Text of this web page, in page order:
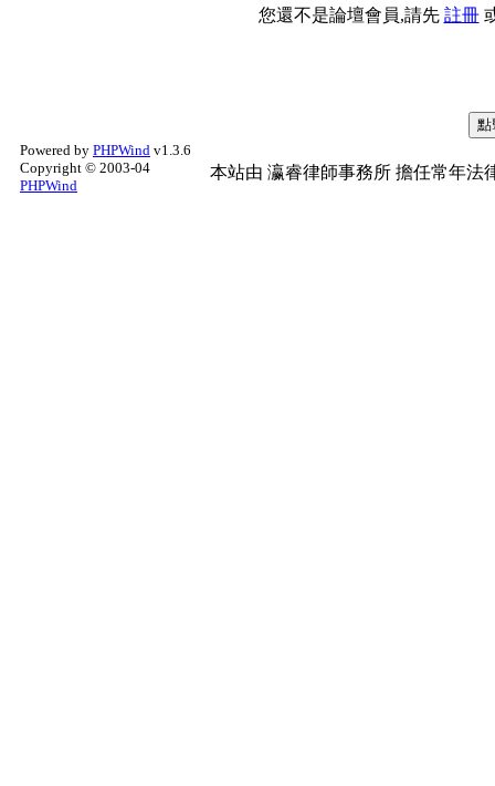
您還不是論壇會員,請先 註冊
Powered by PHPWind v1.3.6
Copyright © 2003-04
PHPWind
本站由 瀛睿律師事務所 擔任常年法